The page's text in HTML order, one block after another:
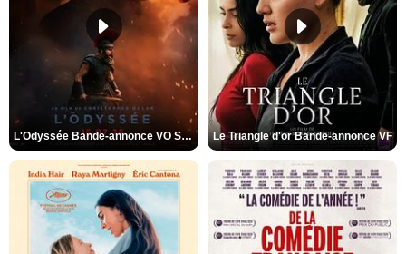
L'Odyssée Bande-annonce VO STFR Le Triangle d'or Bande-annonce VF